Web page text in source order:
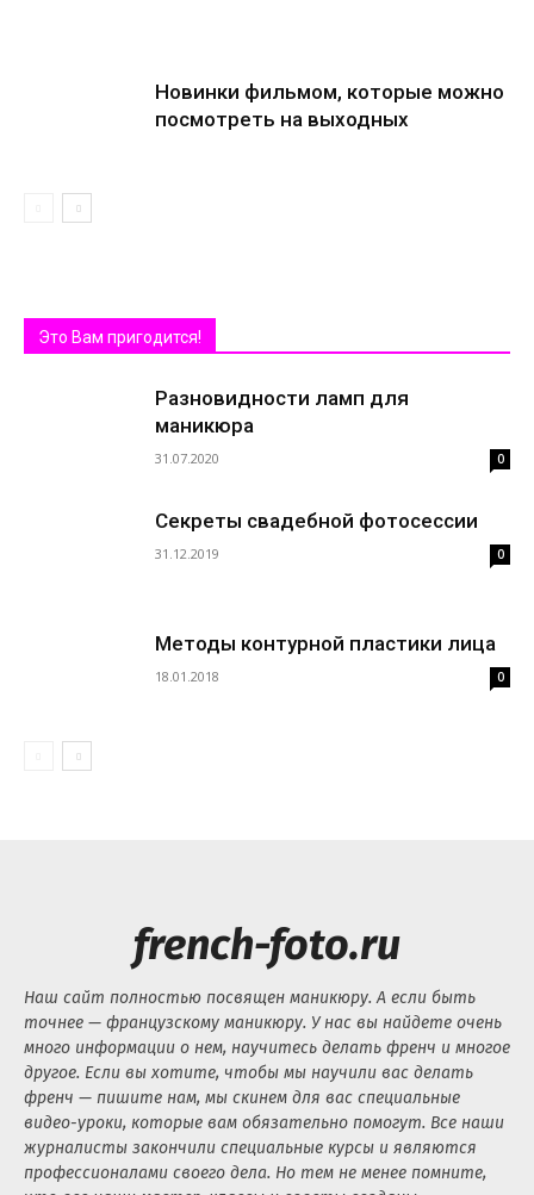
Новинки фильмом, которые можно
посмотреть на выходных
Это Вам пригодится!
Разновидности ламп для
маникюра
31.07.2020 0
Секреты свадебной фотосессии
31.12.2019 0
Методы контурной пластики лица
18.01.2018 0
french-foto.ru
Наш сайт полностью посвящен маникюру. А если быть
точнее — французскому маникюру. У нас вы найдете очень
много информации о нем, научитесь делать френч и многое
другое. Если вы хотите, чтобы мы научили вас делать
френч — пишите нам, мы скинем для вас специальные
видео-уроки, которые вам обязательно помогут. Все наши
журналисты закончили специальные курсы и являются
профессионалами своего дела. Но тем не менее помните,